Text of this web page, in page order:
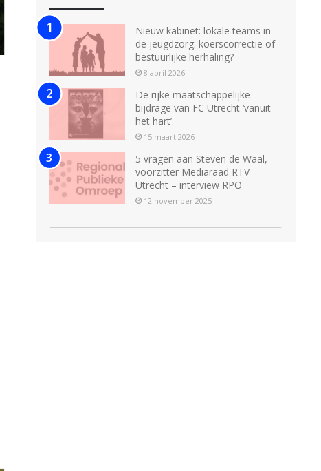
Nieuw kabinet: lokale teams in
de jeugdzorg: koerscorrectie of
bestuurlijke herhaling?
8 april 2026
De rijke maatschappelijke
bijdrage van FC Utrecht ‘vanuit
het hart’
15 maart 2026
5 vragen aan Steven de Waal,
voorzitter Mediaraad RTV
Utrecht – interview RPO
12 november 2025